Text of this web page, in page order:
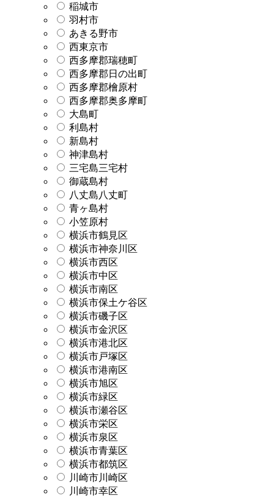
稲城市
羽村市
あきる野市
西東京市
西多摩郡瑞穂町
西多摩郡日の出町
西多摩郡檜原村
西多摩郡奥多摩町
大島町
利島村
新島村
神津島村
三宅島三宅村
御蔵島村
八丈島八丈町
青ヶ島村
小笠原村
横浜市鶴見区
横浜市神奈川区
横浜市西区
横浜市中区
横浜市南区
横浜市保土ケ谷区
横浜市磯子区
横浜市金沢区
横浜市港北区
横浜市戸塚区
横浜市港南区
横浜市旭区
横浜市緑区
横浜市瀬谷区
横浜市栄区
横浜市泉区
横浜市青葉区
横浜市都筑区
川崎市川崎区
川崎市幸区